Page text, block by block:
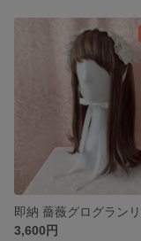
3,600円